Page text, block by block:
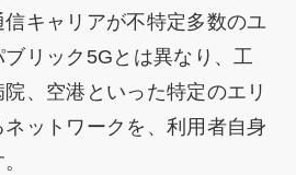
キャリアが不特定多数のユ
リック5Gとは異なり、工
、空港といった特定のエリ
ットワークを、利用者自身